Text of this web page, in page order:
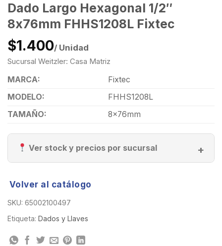
Dado Largo Hexagonal 1/2″
8x76mm FHHS1208L Fixtec
$1.400/ Unidad
Sucursal Weitzler: Casa Matriz
MARCA:
Fixtec
MODELO:
FHHS1208L
TAMAÑO:
8x76mm
Ver stock y precios por sucursal
Volver al catálogo
SKU: 65002100497
Etiqueta: Dados y Llaves